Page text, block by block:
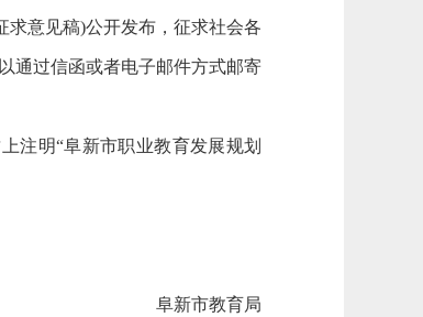
求意见稿)公开发布，征求社会各
通过信函或者电子邮件方式邮寄
注明“阜新市职业教育发展规划
阜新市教育局